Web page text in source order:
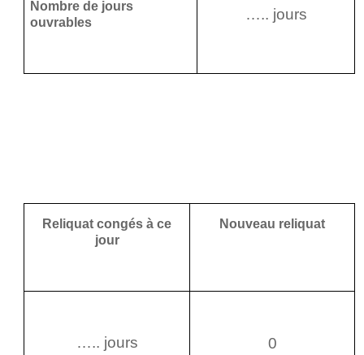
Nombre de jours
ouvrables
….. jours
Reliquat congés à ce
jour
Nouveau reliquat
….. jours 0